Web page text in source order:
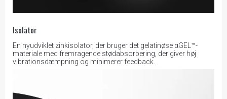
Isolator
En nyudviklet zinkisolator, der bruger det gelatinøse αGEL™-
materiale med fremragende stødabsorbering, der giver høj
vibrationsdæmpning og minimerer feedback.